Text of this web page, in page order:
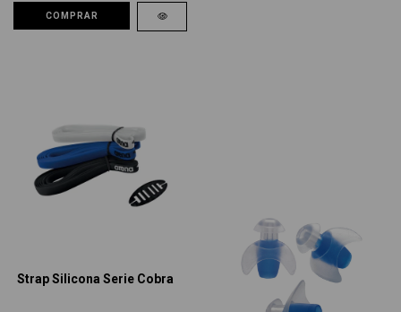
COMPRAR
Strap Silicona Serie Cobra